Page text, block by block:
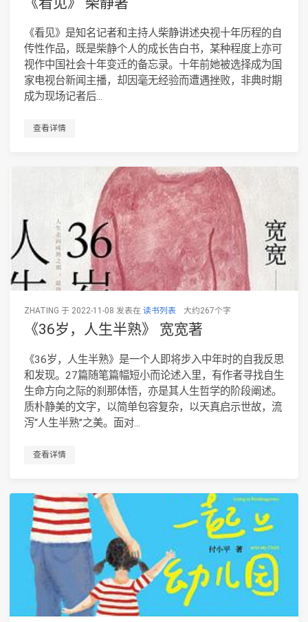
《看见》是知名记者和主持人柴静讲述央视十年历程的自
传性作品，既是柴静个人的成长告白书，某种程度上亦可
视作中国社会十年变迁的备忘录。十年前她被选择成为国
家电视台新闻主播，却因毫无经验而遭遇挫败，非典时期
成为现场记者后...
查看详情
ZHATING 于 2022-11-08 发表在 读书列表 大约267个字
《36岁，人生半熟》 宽宽著
《36岁，人生半熟》是一个人即将步入中年时的自我反思
和发现。27篇随笔篇幅短小而论述入里，有作者寻找自生
生命方向之际的刹那体悟，亦是其人生哲学的阶段阐述。
质朴静美的文字，以简单包容复杂，以天真启示世故，流
泻“人生半熟”之美。面对...
查看详情